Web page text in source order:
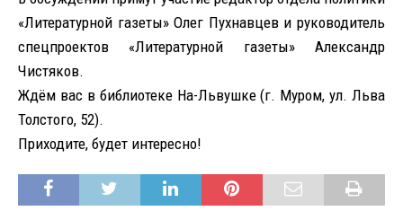
«Литературной газеты» Олег Пухнавцев и руководитель
спецпроектов «Литературной газеты» Александр
Чистяков.
Ждём вас в библиотеке На-Львушке (г. Муром, ул. Льва
Толстого, 52).
Приходите, будет интересно!